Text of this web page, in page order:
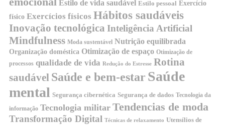
Estilo de vida saudável Estilo pessoal Exercício
físico Exercícios físicos Hábitos saudáveis
Inovação tecnológica Inteligência Artificial
Mindfulness Moda sustentável Nutrição equilibrada
Organização doméstica Otimização de espaço Otimização de
processos qualidade de vida Redução do Estresse Rotina
saudável Saúde e bem-estar Saúde
mental Segurança cibernética Segurança de dados Tecnologia da
informação Tecnologia militar Tendencias de moda
Transformação Digital Técnicas de relaxamento Utensílios de